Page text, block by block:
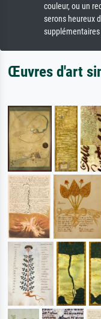
couleur, ou un
serons heureux
Œuvres d'art